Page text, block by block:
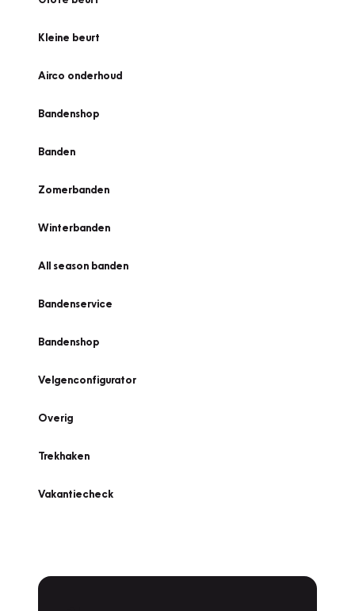
Kleine beurt
Airco onderhoud
Bandenshop
Banden
Zomerbanden
Winterbanden
All season banden
Bandenservice
Bandenshop
Velgenconfigurator
Overig
Trekhaken
Vakantiecheck